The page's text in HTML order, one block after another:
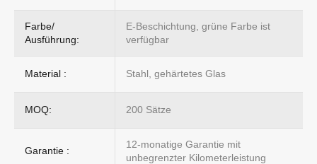
Farbe/
Ausführung:
E-Beschichtung, grüne Farbe ist
verfügbar
Material : Stahl, gehärtetes Glas
MOQ: 200 Sätze
Garantie :
12-monatige Garantie mit
unbegrenzter Kilometerleistung